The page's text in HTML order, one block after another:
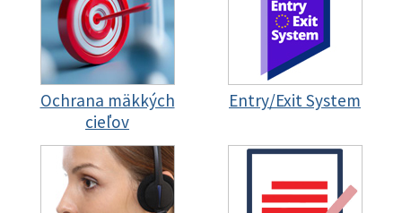
Ochrana mäkkých
cieľov
Entry/Exit System